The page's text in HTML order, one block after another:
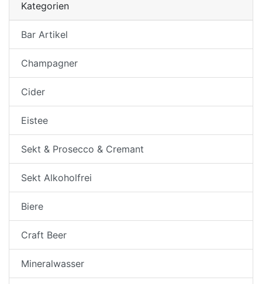
Kategorien
Bar Artikel
Champagner
Cider
Eistee
Sekt & Prosecco & Cremant
Sekt Alkoholfrei
Biere
Craft Beer
Mineralwasser